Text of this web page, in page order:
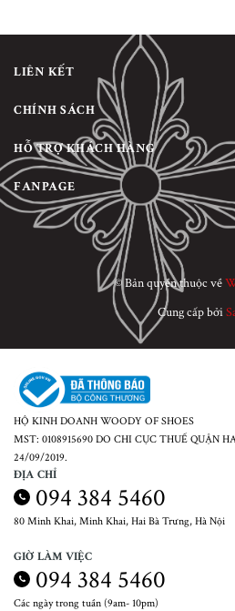
LIÊN KẾT
CHÍNH SÁCH
HỖ TRỢ KHÁCH HÀNG
FANPAGE
© Bản quyền thuộc về
Cung cấp bởi
HỘ KINH DOANH WOODY OF SHOES
MST: 0108915690 DO CHI CỤC THUẾ QUẬN
24/09/2019.
ĐỊA CHỈ
094 384 5460
80 Minh Khai, Minh Khai, Hai Bà Trưng, Hà Nội
GIỜ LÀM VIỆC
094 384 5460
Các ngày trong tuần (9am- 10pm)